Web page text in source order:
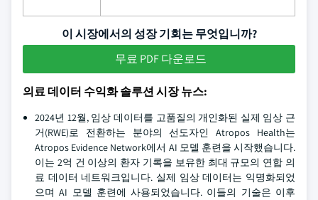
이 시장에서의 성장 기회는 무엇입니까?
무료 PDF 다운로드
의료 데이터 수익화 솔루션 시장 뉴스:
2024년 12월, 임상 데이터를 고품질의 개인화된 실제 임상 근
거(RWE)로 전환하는 분야의 선도자인 Atropos Health는
Atropos Evidence Network에서 AI 모델 훈련을 시작했습니다.
이는 2억 건 이상의 환자 기록을 보유한 최대 규모의 연합 의
료 데이터 네트워크입니다. 실제 임상 데이터는 익명화되었
으며 AI 모델 훈련에 사용되었습니다. 이들의 기술은 이후